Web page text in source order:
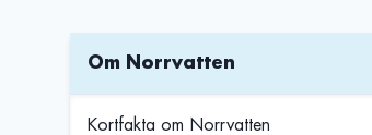
Om Norrvatten
Kortfakta om Norrvatten